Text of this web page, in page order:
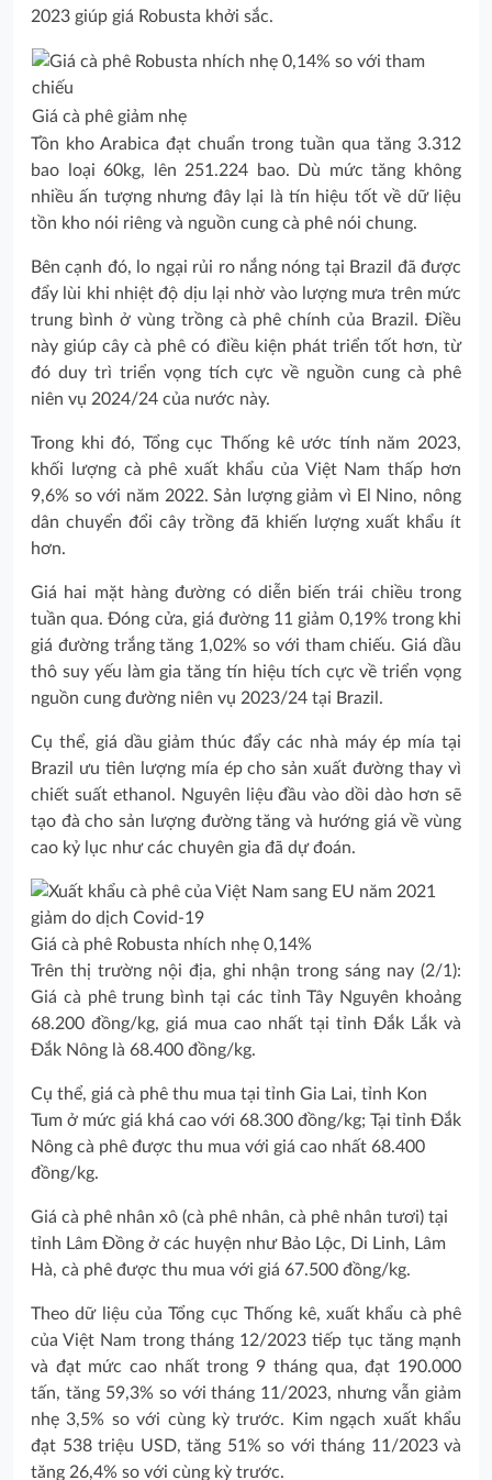
2023 giúp giá Robusta khởi sắc.
Giá cà phê giảm nhẹ
Tồn kho Arabica đạt chuẩn trong tuần qua tăng 3.312
bao loại 60kg, lên 251.224 bao. Dù mức tăng không
nhiều ấn tượng nhưng đây lại là tín hiệu tốt về dữ liệu
tồn kho nói riêng và nguồn cung cà phê nói chung.
Bên cạnh đó, lo ngại rủi ro nắng nóng tại Brazil đã được
đẩy lùi khi nhiệt độ dịu lại nhờ vào lượng mưa trên mức
trung bình ở vùng trồng cà phê chính của Brazil. Điều
này giúp cây cà phê có điều kiện phát triển tốt hơn, từ
đó duy trì triển vọng tích cực về nguồn cung cà phê
niên vụ 2024/24 của nước này.
Trong khi đó, Tổng cục Thống kê ước tính năm 2023,
khối lượng cà phê xuất khẩu của Việt Nam thấp hơn
9,6% so với năm 2022. Sản lượng giảm vì El Nino, nông
dân chuyển đổi cây trồng đã khiến lượng xuất khẩu ít
hơn.
Giá hai mặt hàng đường có diễn biến trái chiều trong
tuần qua. Đóng cửa, giá đường 11 giảm 0,19% trong khi
giá đường trắng tăng 1,02% so với tham chiếu. Giá dầu
thô suy yếu làm gia tăng tín hiệu tích cực về triển vọng
nguồn cung đường niên vụ 2023/24 tại Brazil.
Cụ thể, giá dầu giảm thúc đẩy các nhà máy ép mía tại
Brazil ưu tiên lượng mía ép cho sản xuất đường thay vì
chiết suất ethanol. Nguyên liệu đầu vào dồi dào hơn sẽ
tạo đà cho sản lượng đường tăng và hướng giá về vùng
cao kỷ lục như các chuyên gia đã dự đoán.
Giá cà phê Robusta nhích nhẹ 0,14%
Trên thị trường nội địa, ghi nhận trong sáng nay (2/1):
Giá cà phê trung bình tại các tỉnh Tây Nguyên khoảng
68.200 đồng/kg, giá mua cao nhất tại tỉnh Đắk Lắk và
Đắk Nông là 68.400 đồng/kg.
Cụ thể, giá cà phê thu mua tại tỉnh Gia Lai, tỉnh Kon
Tum ở mức giá khá cao với 68.300 đồng/kg; Tại tỉnh Đắk
Nông cà phê được thu mua với giá cao nhất 68.400
đồng/kg.
Giá cà phê nhân xô (cà phê nhân, cà phê nhân tươi) tại
tỉnh Lâm Đồng ở các huyện như Bảo Lộc, Di Linh, Lâm
Hà, cà phê được thu mua với giá 67.500 đồng/kg.
Theo dữ liệu của Tổng cục Thống kê, xuất khẩu cà phê
của Việt Nam trong tháng 12/2023 tiếp tục tăng mạnh
và đạt mức cao nhất trong 9 tháng qua, đạt 190.000
tấn, tăng 59,3% so với tháng 11/2023, nhưng vẫn giảm
nhẹ 3,5% so với cùng kỳ trước. Kim ngạch xuất khẩu
đạt 538 triệu USD, tăng 51% so với tháng 11/2023 và
tăng 26,4% so với cùng kỳ trước.